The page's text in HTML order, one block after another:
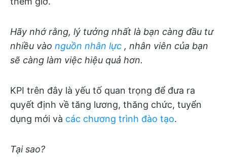
Hãy nhớ rằng, lý tưởng nhất là bạn càng đầu tư
nhiều vào nguồn nhân lực , nhân viên của bạn
sẽ càng làm việc hiệu quả hơn.
KPI trên đây là yếu tố quan trọng để đưa ra
quyết định về tăng lương, thăng chức, tuyển
dụng mới và các chương trình đào tạo.
Tại sao?